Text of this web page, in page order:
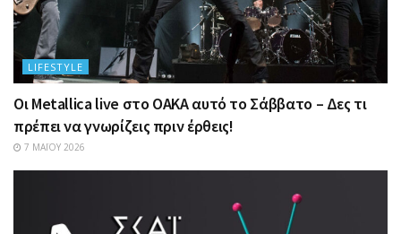
LIFESTYLE
Οι Metallica live στο ΟΑΚΑ αυτό το Σάββατο – Δες τι
πρέπει να γνωρίζεις πριν έρθεις!
7 ΜΑΪ́ΟΥ 2026